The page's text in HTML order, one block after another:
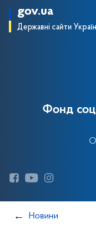
gov.ua
Державні сайти
Фонд
Новини